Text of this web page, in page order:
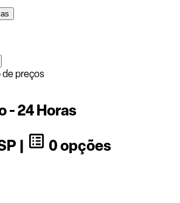
de preços
- 24 Horas
|
0 opções